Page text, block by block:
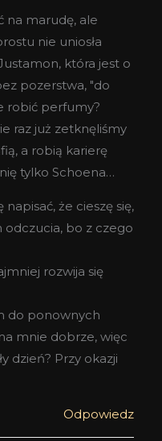
na marudę, ale
nie uniosła
która jest o
pozerstwa, "do
robić perfumy?
raz już zetknęliśmy
a robią karierę
tylko Schoena…
że cieszę się,
bo z czego
rozwija się
do ponownych
mnie dobrze, więc
dzień? Przy okazji
Odpowiedz